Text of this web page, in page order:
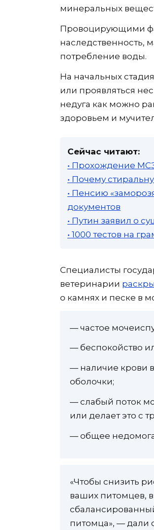
минеральных
Провоцирующими
наследственность,
потребление воды.
На начальных
или проявляться
недуга как можно
здоровьем и
Сейчас читают:
• Прохождение
• Почему
• Пенсию
документов
• Путин заявил о
• 1000 тестов на
Специалисты
ветеринарии
о камнях и песке в
— частое
— беспокойство
— наличие крови
оболочки;
— слабый поток
или делает это с
— общее
«Чтобы снизить
ваших питомцев,
питомца», — дали